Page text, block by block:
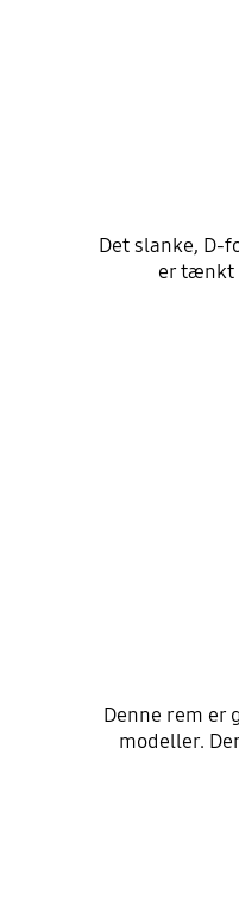
Det slanke, D-
er tænkt
Denne rem er
modeller.